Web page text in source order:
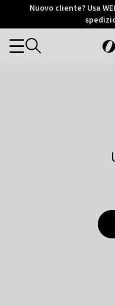
Otrium
Trustpilot
Nuovo cliente? Usa
Categories